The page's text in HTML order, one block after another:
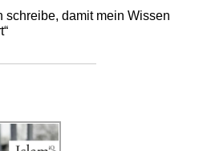
schreibe, damit mein Wissen